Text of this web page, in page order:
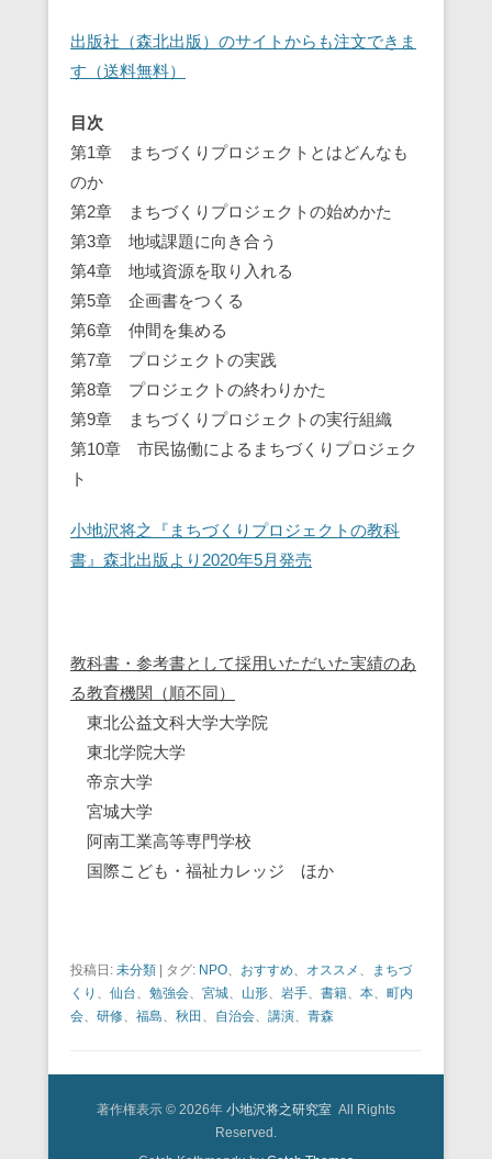
出版社（森北出版）のサイトからも注文できま
す（送料無料）
目次
第1章 まちづくりプロジェクトとはどんなも
のか
第2章 まちづくりプロジェクトの始めかた
第3章 地域課題に向き合う
第4章 地域資源を取り入れる
第5章 企画書をつくる
第6章 仲間を集める
第7章 プロジェクトの実践
第8章 プロジェクトの終わりかた
第9章 まちづくりプロジェクトの実行組織
第10章 市民協働によるまちづくりプロジェク
ト
小地沢将之『まちづくりプロジェクトの教科
書』森北出版より2020年5月発売
教科書・参考書として採用いただいた実績のあ
る教育機関（順不同）
東北公益文科大学大学院
東北学院大学
帝京大学
宮城大学
阿南工業高等専門学校
国際こども・福祉カレッジ ほか
投稿日: 未分類 タグ: NPO、 おすすめ、 オススメ 、
まちづ
くり 、 仙台、 勉強会、 宮城、 山形、 岩手、 書籍、 本、 町内
会、 研修、 福島、 秋田 、 自治会、 講演、 青森
著作権表示 © 2026年 小地沢将之研究室 All Rights
Reserved.